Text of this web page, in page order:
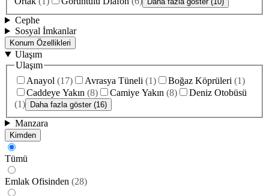
Cephe
Sosyal İmkanlar
Konum Özellikleri
Ulaşım
Ulaşım
Anayol (17) Avrasya Tüneli (1) Boğaz Köprüleri (1)
Caddeye Yakın (8) Camiye Yakın (8)
Deniz Otobüsü
(1) Daha fazla göster (16)
Manzara
Kimden
Tümü
Emlak Ofisinden (28)